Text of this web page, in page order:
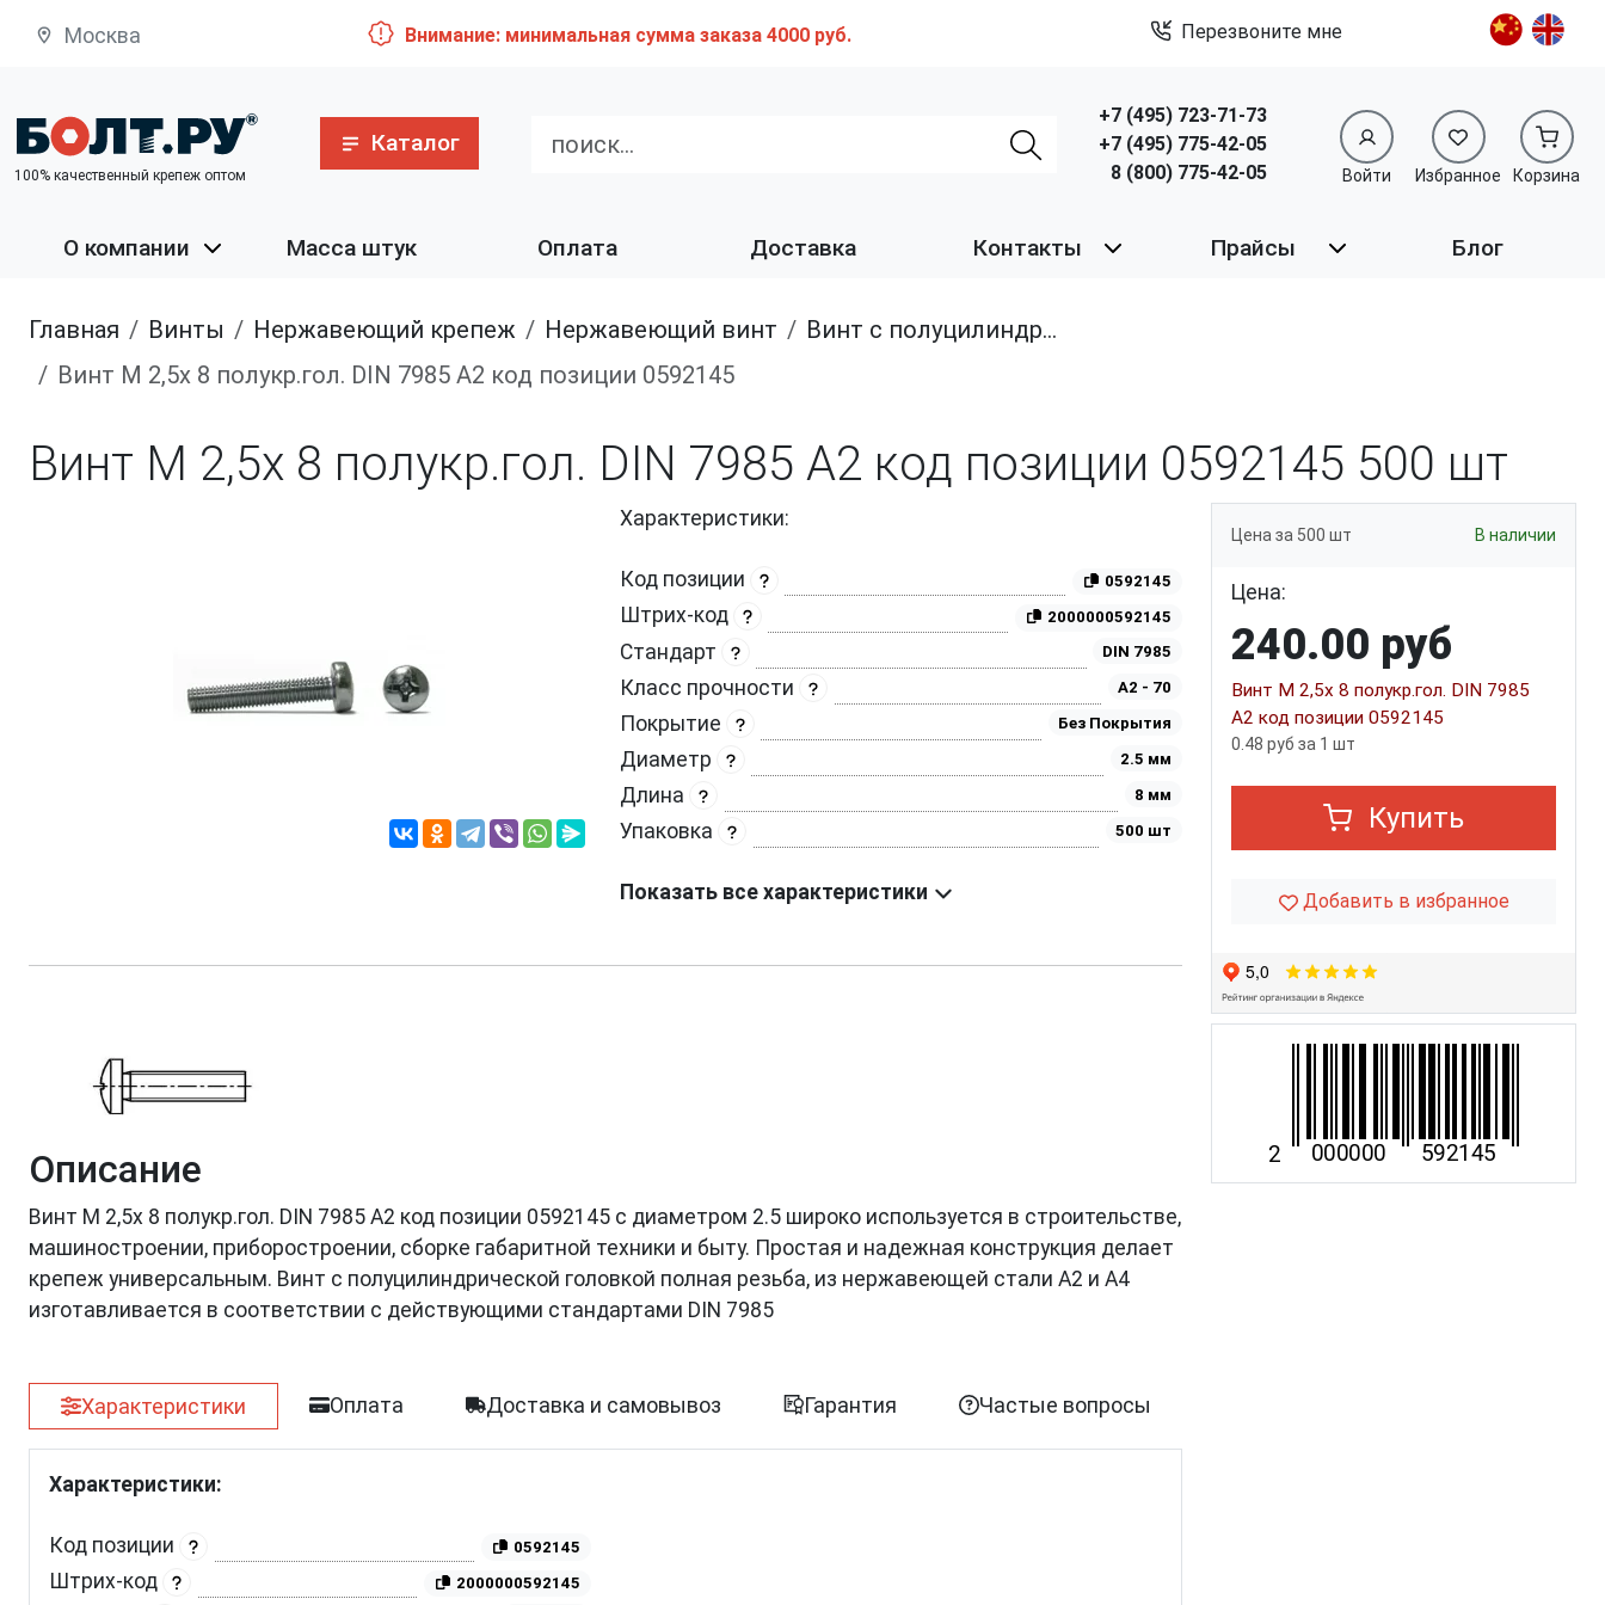
Москва Внимание: минимальная сумма заказа 4000 руб. Перезвоните мне
100% качественный крепеж оптом
Каталог
+7 (495) 723-71-73
+7 (495) 775-42-05
8 (800) 775-42-05
Войти Избранное Корзина
О компании Масса штук Оплата Доставка Контакты Прайсы Блог
Главная винты нержавеющий крепеж нержавеющий винт
Винт с полуцилиндрической головкой полная резьба, из нержавеющей стали A2 и A4
Винт M 2,5х 8 полукр.гол. DIN 7985 A2 код позиции 0592145
Винт M 2,5х 8 полукр.гол. DIN 7985 A2 код позиции 0592145 500 шт
Характеристики:
Код позиции 0592145
Штрих-код 2000000592145
Стандарт DIN 7985
Класс прочности A2 - 70
Покрытие Без Покрытия
Диаметр 2.5 мм
Длина 8 мм
Упаковка 500 шт
Показать все характеристики
Описание
Винт M 2,5х 8 полукр.гол. DIN 7985 A2 код позиции 0592145 с диаметром 2.5 широко используется в строительстве,
машиностроении, приборостроении, сборке габаритной техники и быту. Простая и надежная конструкция делает
крепеж универсальным. Винт с полуцилиндрической головкой полная резьба, из нержавеющей стали A2 и A4
изготавливается в соответствии с действующими стандартами DIN 7985
Характеристики Оплата Доставка и самовывоз Гарантия Частые вопросы
Характеристики:
Код позиции 0592145
Штрих-код 2000000592145
Цена за 500 шт В наличии
Цена:
240.00 руб
Винт M 2,5х 8 полукр.гол. DIN 7985
A2 код позиции 0592145
0.48 руб за 1 шт
Купить
Добавить в избранное